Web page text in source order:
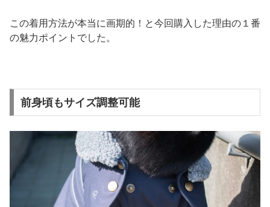
この着用方法が本当に画期的！と今回購入した理由の１番
の魅力ポイントでした。
前身頃もサイズ調整可能